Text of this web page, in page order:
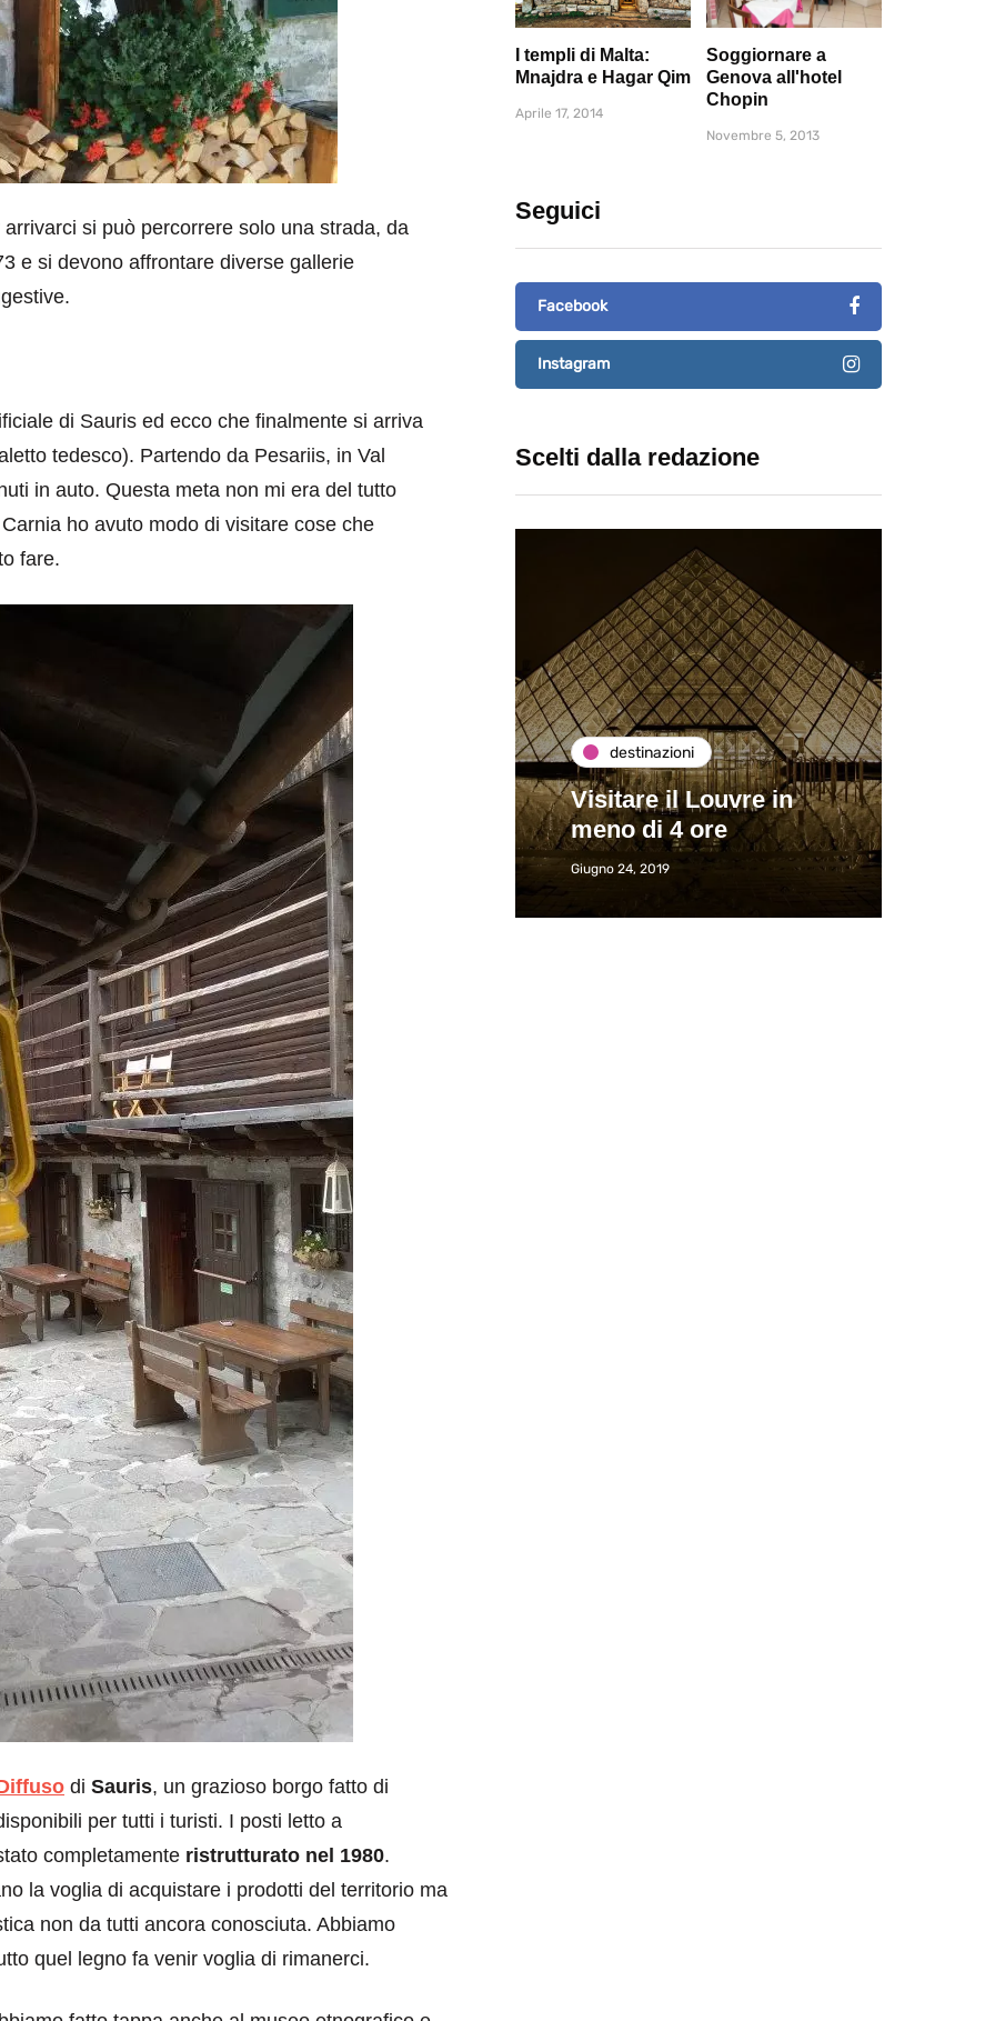
si può percorrere solo una strada, da
e si devono affrontare diverse gallerie
di Sauris ed ecco che finalmente si arriva
tedesco). Partendo da Pesariis, in Val
in auto. Questa meta non mi era del tutto
ho avuto modo di visitare cose che
fare.
di Sauris, un grazioso borgo fatto di
per tutti i turisti. I posti letto a
completamente ristrutturato nel 1980.
la voglia di acquistare i prodotti del territorio ma
non da tutti ancora conosciuta. Abbiamo
quel legno fa venir voglia di rimanerci.
I templi di Malta:
Mnajdra e Hagar Qim
Aprile 17, 2014
Soggiornare a
Genova all'hotel
Chopin
Novembre 5, 2013
Seguici
Facebook
Instagram
Scelti dalla redazione
di
eventi
Eventi di aprile 2026 a
Rimini e dintorni
Marzo 31, 2026
destinazioni
Visitare il Louvre in
meno di 4 ore
Giugno 24, 2019